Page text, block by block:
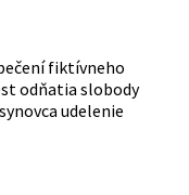
fiktívneho
odňatia slobody
udelenie